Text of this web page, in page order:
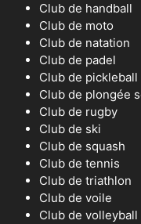
Club de handball
Club de moto
Club de natation
Club de padel
Club de pickleball
Club de plongée
Club de rugby
Club de ski
Club de squash
Club de tennis
Club de triathlon
Club de voile
Club de volleyball